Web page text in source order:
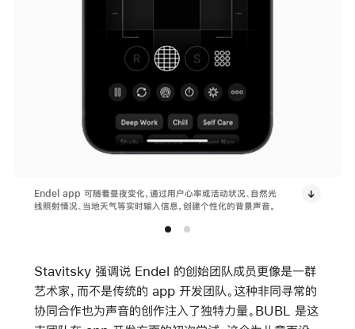
Endel app 可随着昼夜变化，通过用户心率或活动状况、自然光
线照射情况、当地天气等实时输入信息，创建个性化的背景声音。
Stavitsky 强调说 Endel 的创始团队成员更像是一群
艺术家，而不是传统的 app 开发团队。这种非同寻常的
协同合作也为声音的创作注入了独特力量。BUBL 是这